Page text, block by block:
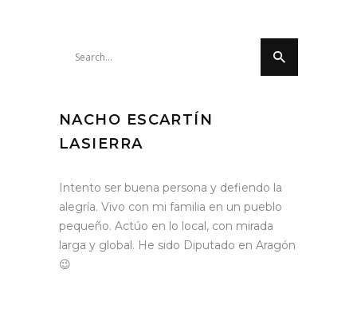
NACHO ESCARTÍN
LASIERRA
Intento ser buena persona y defiendo la
alegría. Vivo con mi familia en un pueblo
pequeño. Actúo en lo local, con mirada
larga y global. He sido Diputado en Aragón
😉